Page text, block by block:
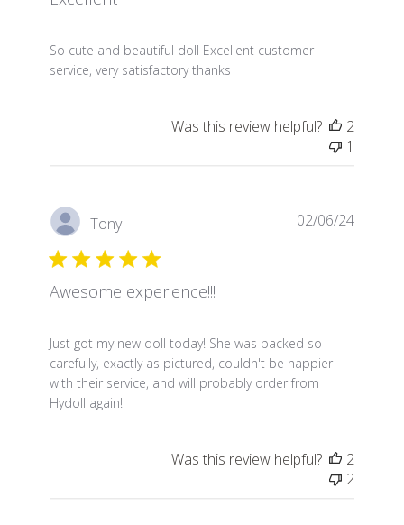
So cute and beautiful doll Excellent customer
service, very satisfactory thanks
read more about review content So cute and
Was this review helpful?
2
1
Tony
Awesome experience!!!
Just got my new doll today! She was packed so
carefully, exactly as pictured, couldn't be happier
with their service, and will probably order from
Hydoll again!
read more about review content Just got my new
02/06/24
Was this review helpful?
2
2